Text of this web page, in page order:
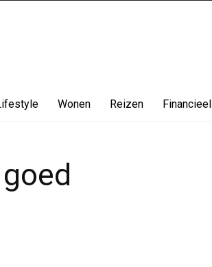
Wonen Reizen Financieel